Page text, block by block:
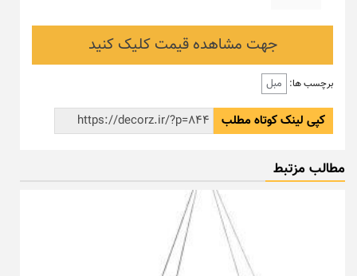
جهت مشاهده قیمت کلیک کنید
برچسب ها: مبل
کپی لینک کوتاه مطلب
مطالب مزتبط